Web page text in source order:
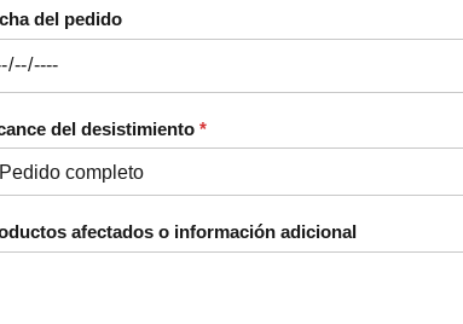
del pedido
del desistimiento*
afectados o información adicional